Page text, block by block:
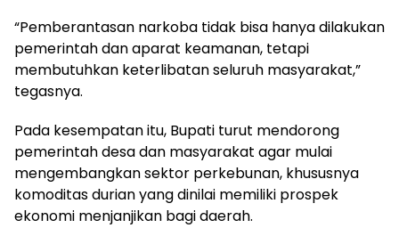
“Pemberantasan narkoba tidak bisa hanya dilakukan
pemerintah dan aparat keamanan, tetapi
membutuhkan keterlibatan seluruh masyarakat,”
tegasnya.
Pada kesempatan itu, Bupati turut mendorong
pemerintah desa dan masyarakat agar mulai
mengembangkan sektor perkebunan, khususnya
komoditas durian yang dinilai memiliki prospek
ekonomi menjanjikan bagi daerah.